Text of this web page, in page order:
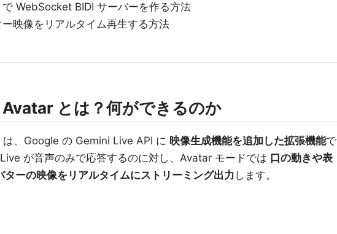
WebSocket BIDI サーバーを作る方法
映像をリアルタイム再生する方法
とは？何ができるのか
、Google の Gemini Live API に 映像生成機能を追加した拡張機能で
が音声のみで応答するのに対し、Avatar モードでは 口の動きや表
ーの映像をリアルタイムにストリーミング出力 します。